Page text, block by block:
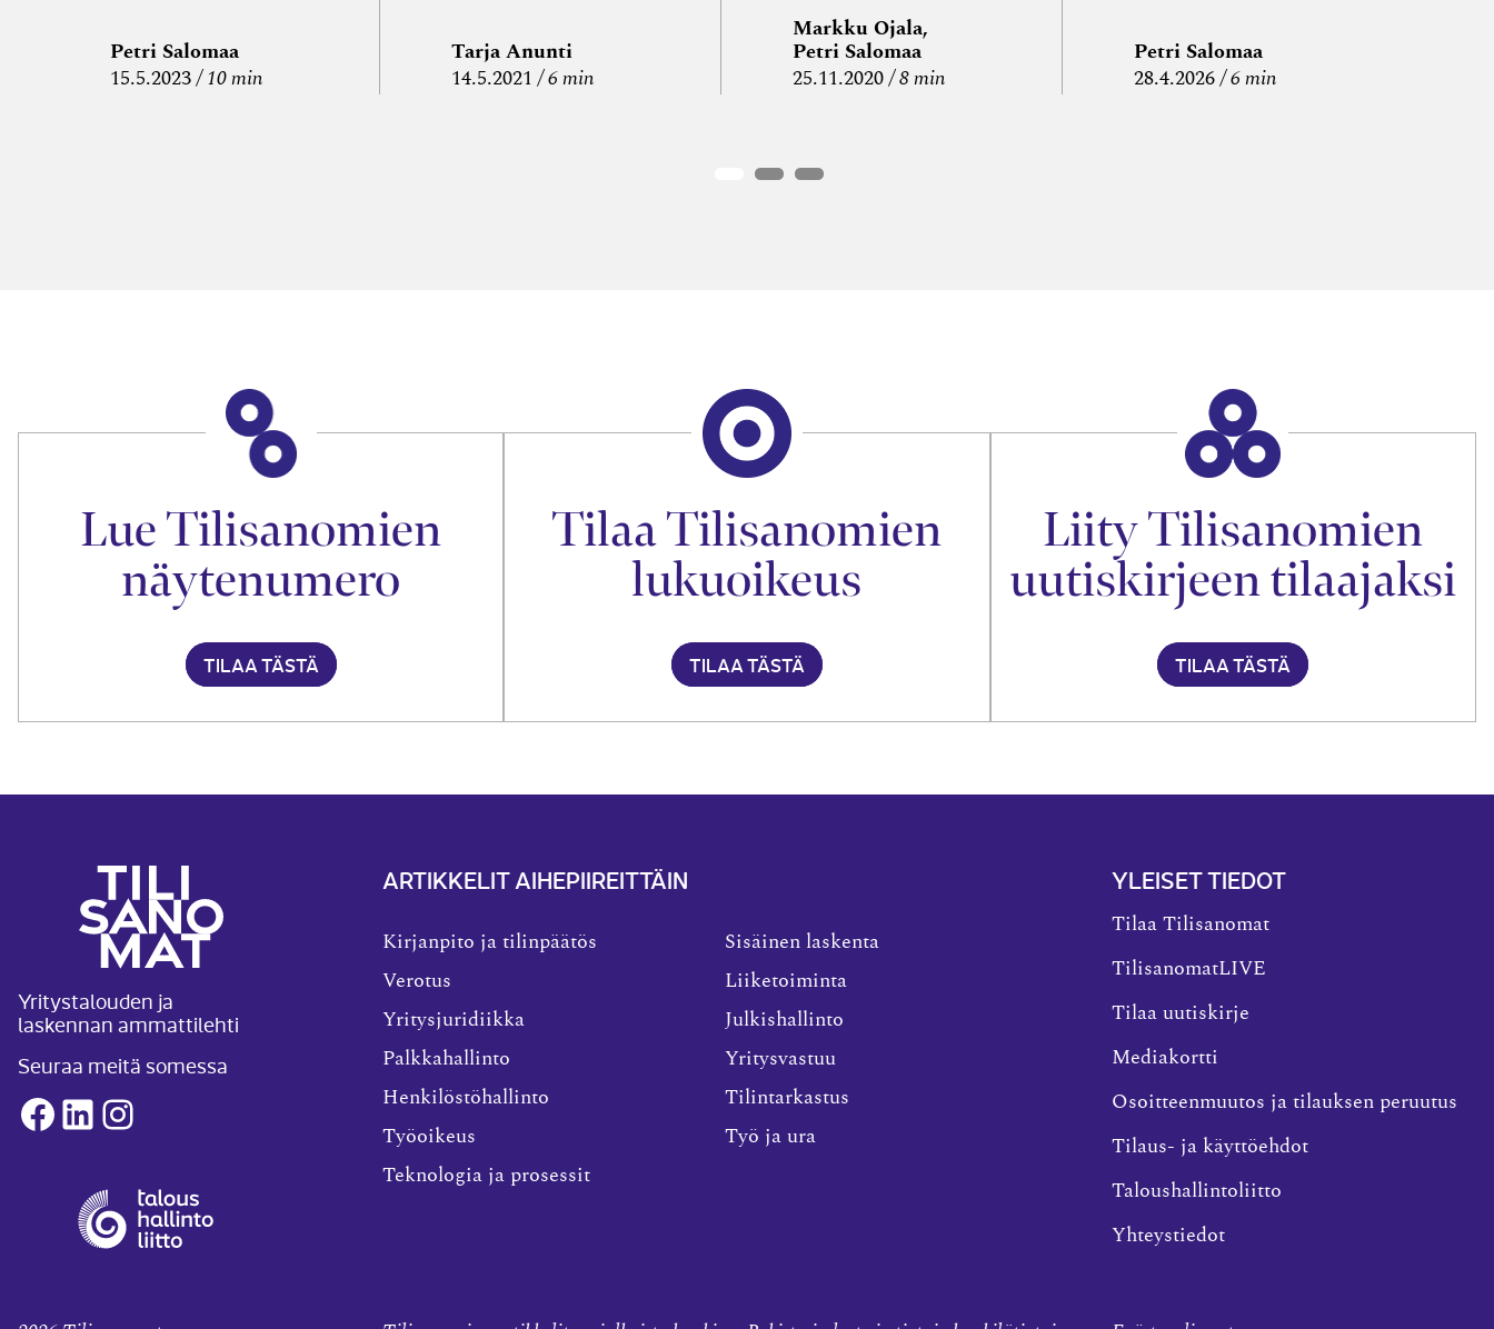
edelleen­
veloitus ja
Petri Salomaa
15.5.2023 10 min
Tarja Anunti
14.5.2021
6 min
Markku Ojala,
Petri Salomaa
25.11.2020 8 min
Petri Salomaa
28.4.2026 6 min
Lue Tilisanomien
näytenumero
TILAA TÄSTÄ
Tilaa Tilisanomien
lukuoikeus
TILAA TÄSTÄ
Liity Tilisanomien
uutiskirjeen tilaajaksi
TILAA TÄSTÄ
Yritystalouden ja
laskennan ammattilehti
Seuraa meitä somessa
Facebook
LinkedInInstagram
ARTIKKELIT AIHEPIIREITTÄIN
Kirjanpito ja tilinpäätös
Verotus
Yritysjuridiikka
Palkkahallinto
Henkilöstöhallinto
Työoikeus
Teknologia ja prosessit
Sisäinen laskenta
Liiketoiminta
Julkishallinto
Yritysvastuu
Tilintarkastus
Työ ja ura
YLEISET TIEDOT
Tilaa Tilisanomat
TilisanomatLIVE
Tilaa uutiskirje
Mediakortti
Osoitteenmuutos ja tilauksen peruutus
Tilaus- ja käyttöehdot
Taloushallintoliitto
Yhteystiedot